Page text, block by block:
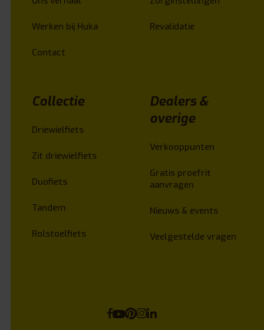
Werken bij Huka
Contact
Revalidatie
Collectie
Driewielfiets
Zit driewielfiets
Duofiets
Tandem
Rolstoelfiets
Dealers &
overige
Verkooppunten
Gratis proefrit
aanvragen
Nieuws & events
Veelgestelde vragen